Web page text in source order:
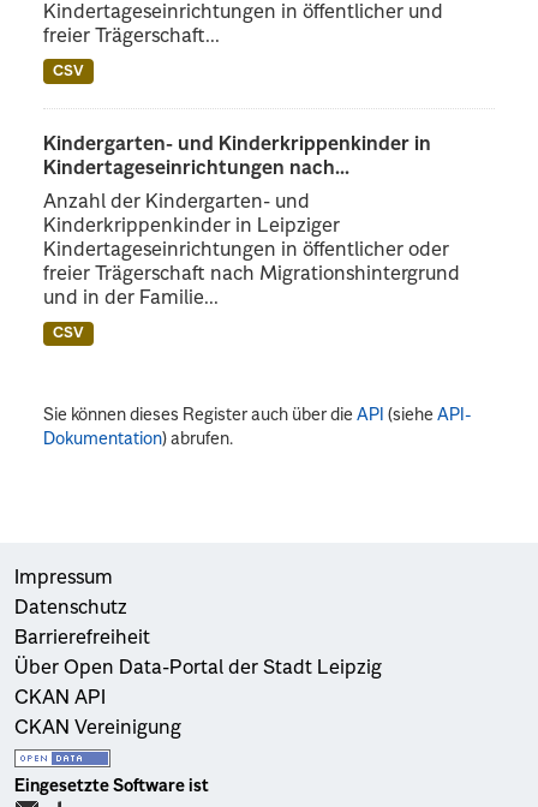
Kindertageseinrichtungen in öffentlicher und
freier Trägerschaft...
CSV
Kindergarten- und Kinderkrippenkinder in
Kindertageseinrichtungen nach...
Anzahl der Kindergarten- und
Kinderkrippenkinder in Leipziger
Kindertageseinrichtungen in öffentlicher oder
freier Trägerschaft nach Migrationshintergrund
und in der Familie...
CSV
Sie können dieses Register auch über dieAPI (sieheAPI-
Dokumentation) abrufen.
Impressum
Datenschutz
Barrierefreiheit
Über Open Data-Portal der Stadt Leipzig
CKAN API
CKAN Vereinigung
Eingesetzte Software ist